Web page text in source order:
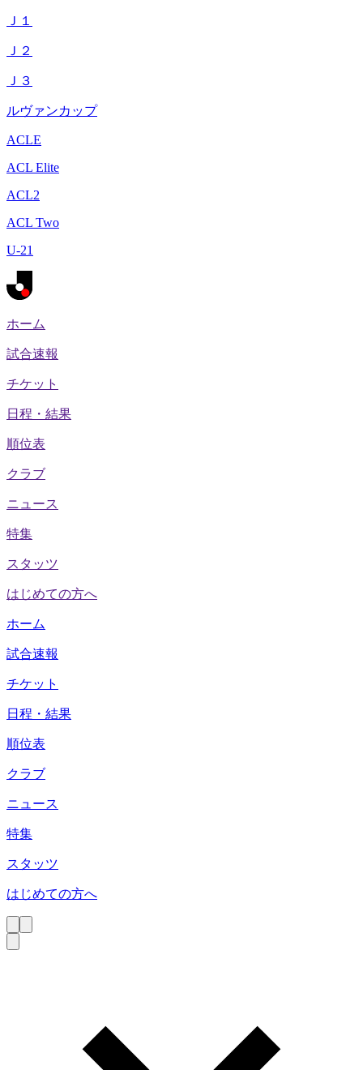
Ｊ１
Ｊ２
Ｊ３
ルヴァンカップ
ACLE
ACL Elite
ACL2
ACL Two
U-21
ホーム
試合速報
チケット
日程・結果
順位表
クラブ
ニュース
特集
スタッツ
はじめての方へ
ホーム
試合速報
チケット
日程・結果
順位表
クラブ
ニュース
特集
スタッツ
はじめての方へ